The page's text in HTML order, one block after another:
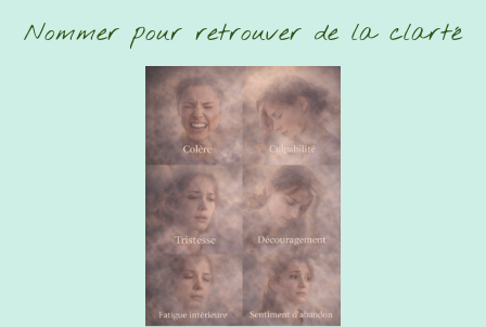
Nommer pour retrouver de la clarté